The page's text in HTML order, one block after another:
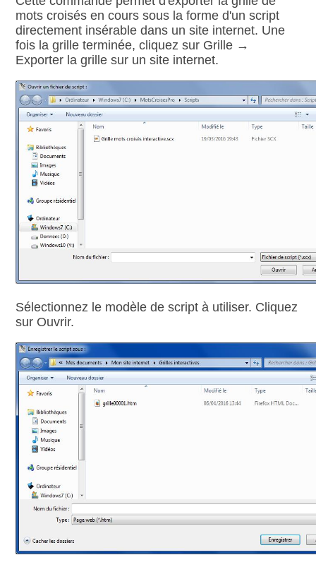
mots croisés en cours sous la forme d'un script
directement insérable dans un site internet. Une
fois la grille terminée, cliquez sur Grille →
Exporter la grille sur un site internet.
Sélectionnez le modèle de script à utiliser. Cliquez
sur Ouvrir.